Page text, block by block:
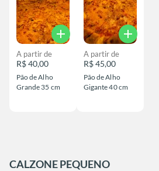
Pão de Alho
Grande 35 cm
A partir de
R$ 40,00
add
Pão de Alho
Gigante 40 cm
A partir de
R$ 45,00
add
CALZONE PEQUENO